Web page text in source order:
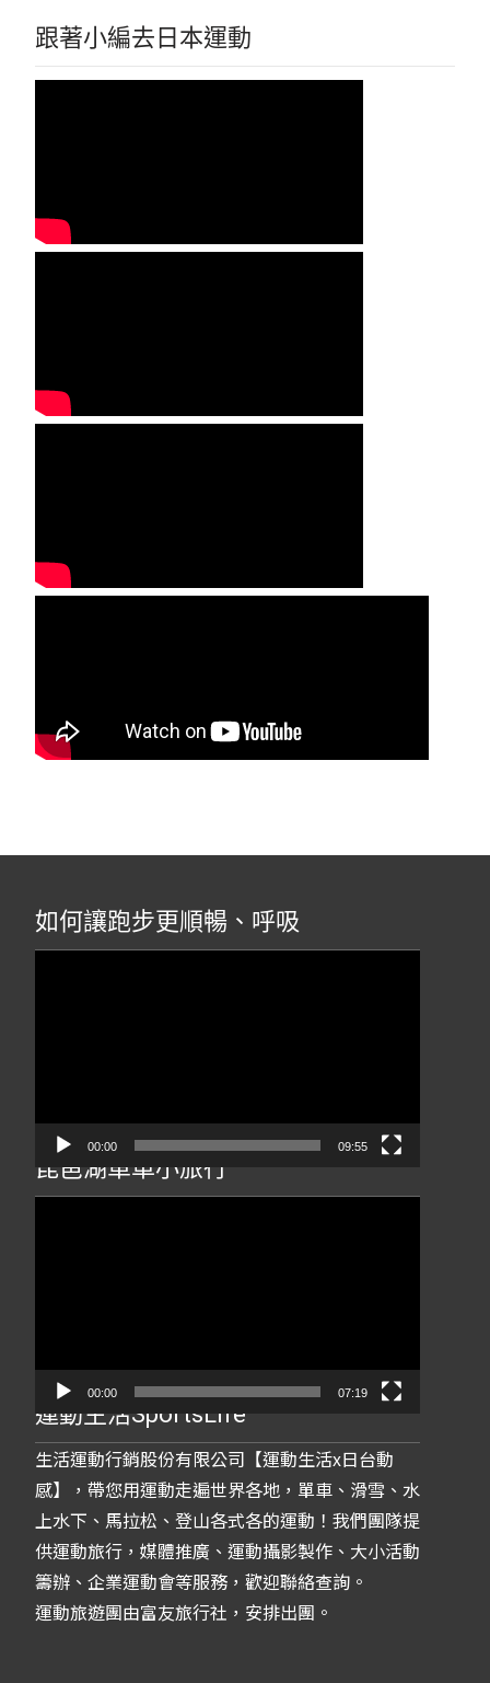
跟著小編去日本運動
如何讓跑步更順暢、呼吸
00:00 09:55
琵琶湖單車小旅行
00:00 07:19
運動生活SportsLife
生活運動行銷股份有限公司【運動生活x日台動
感】，帶您用運動走遍世界各地，單車、滑雪、水
上水下、馬拉松、登山各式各的運動！我們團隊提
供運動旅行，媒體推廣、運動攝影製作、大小活動
籌辦、企業運動會等服務，歡迎聯絡查詢。
運動旅遊團由富友旅行社，安排出團。